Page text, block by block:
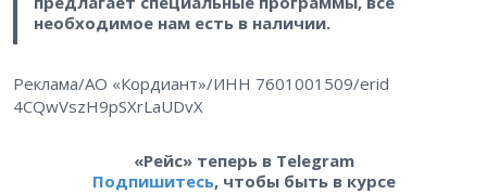
необходимое нам есть в наличии.
Реклама/АО «Кордиант»/ИНН 7601001509/erid
4CQwVszH9pSXrLaUDvX
«Рейс» теперь в Telegram
Подпишитесь, чтобы быть в курсе